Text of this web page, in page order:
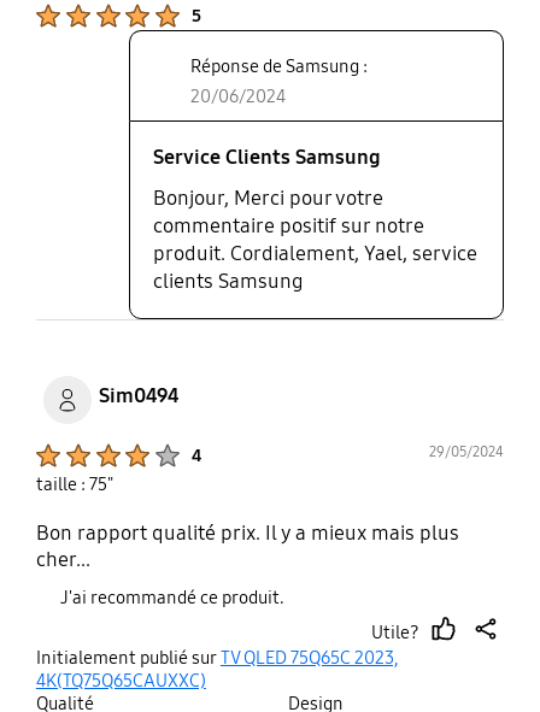
5
Réponse de Samsung :
20/06/2024
Service Clients Samsung
Bonjour, Merci pour votre
commentaire positif sur notre
produit. Cordialement, Yael, service
clients Samsung
Sim0494
4 29/05/2024
taille : 75"
Bon rapport qualité prix. Il y a mieux mais plus
cher...
J'ai recommandé ce produit.
Utile?
Initialement publié surTV QLED 75Q65C 2023,
4K(TQ75Q65CAUXXC)
Qualité
Design